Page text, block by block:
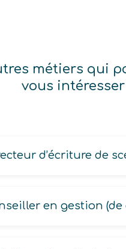
métiers qui
vous intéresser
d’écriture de